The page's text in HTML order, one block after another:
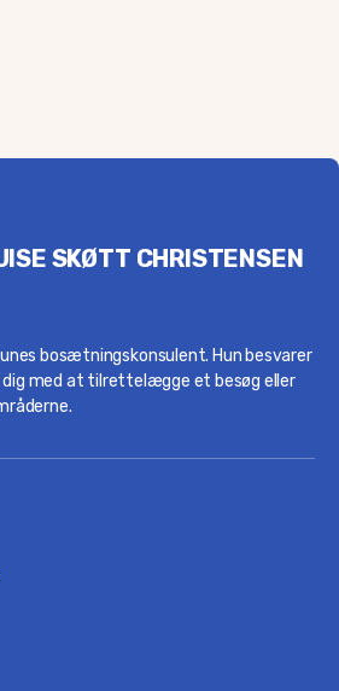
SKØTT CHRISTENSEN
bosætningskonsulent. Hun besvarer
dig med at tilrettelægge et besøg eller